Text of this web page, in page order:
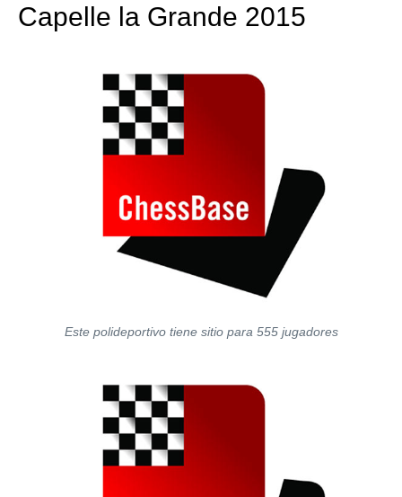
Capelle la Grande 2015
Este polideportivo tiene sitio para 555 jugadores